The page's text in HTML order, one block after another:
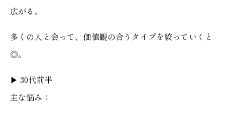
広がる。
多くの人と会って、価値観の合うタイプを絞っていくと
◎。
▶︎ 30代前半
主な悩み：